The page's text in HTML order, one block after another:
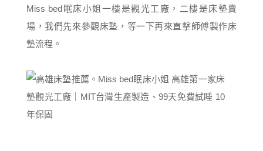
Miss bed眠床小姐一樓是觀光工廠，二樓是床墊賣
場，我們先來參觀床墊，等一下再來直擊師傅製作床
墊流程。